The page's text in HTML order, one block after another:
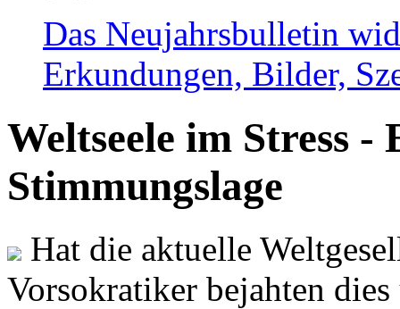
Das Neujahrsbulletin
Erkundungen, Bilder,
Weltseele im Stress -
Stimmungslage
Hat die aktuelle
Vorsokratiker bejahten